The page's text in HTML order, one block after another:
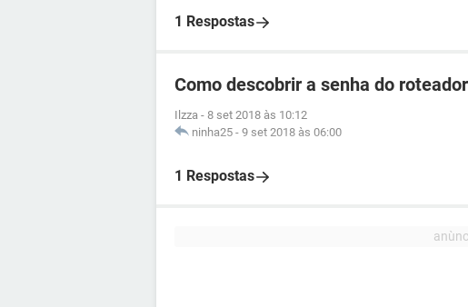
1 Respostas
Como descobrir a senha do
Ilzza - 8 set 2018 às 10:12
ninha25 - 9 set 2018 às 06:00
1 Respostas